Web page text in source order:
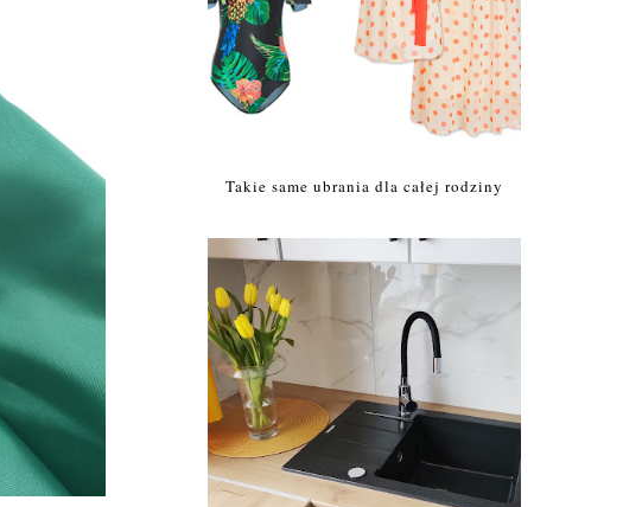
Takie same ubrania dla całej rodziny